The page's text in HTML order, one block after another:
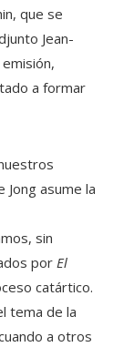
que se
Jean-
a formar
Jong asume la
sin
por El
catártico.
tema de la
a otros